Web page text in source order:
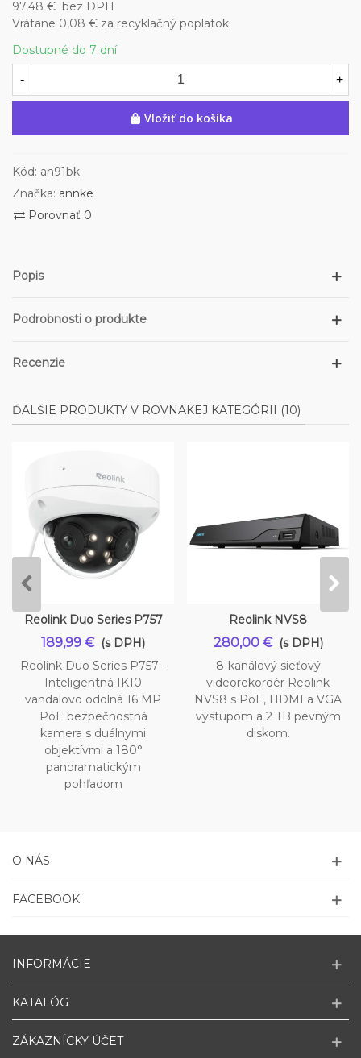
97,48 € bez DPH
Vrátane 0,08 € za recyklačný poplatok
Dostupné do 7 dní
- +
Vložiť do košíka
Kód: an91bk
Značka: annke
Porovnať 0
Popis
Podrobnosti o produkte
Recenzie
ĎALŠIE PRODUKTY V ROVNAKEJ KATEGÓRII (10)
Reolink Duo Series P757
189,99 € (s DPH)
Reolink Duo Series P757 -
Inteligentná IK10
vandalovo odolná 16 MP
PoE bezpečnostná
kamera s duálnymi
objektívmi a 180°
panoramatickým
pohľadom
Reolink NVS8
280,00 € (s DPH)
8-kanálový sieťový
videorekordér Reolink
NVS8 s PoE, HDMI a VGA
výstupom a 2 TB pevným
diskom.
O NÁS
FACEBOOK
INFORMÁCIE
KATALÓG
ZÁKAZNÍCKY ÚČET